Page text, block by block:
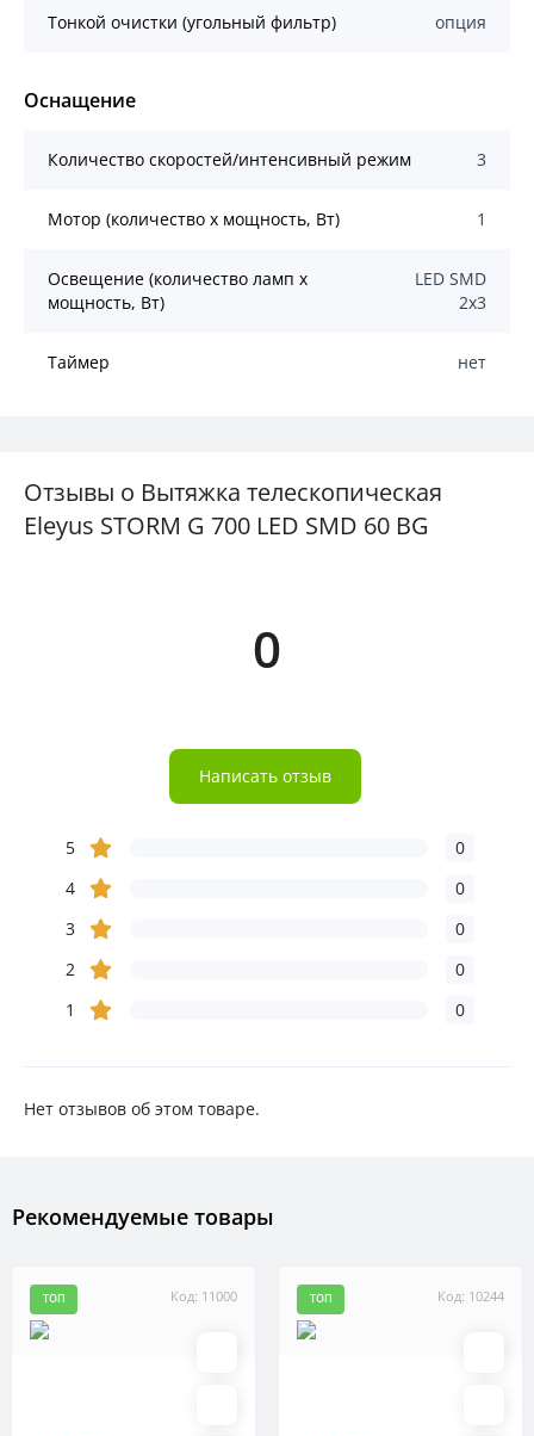
Тонкой очистки (угольный фильтр) опция
Оснащение
Количество скоростей/интенсивный режим 3
Мотор (количество х мощность, Вт) 1
Освещение (количество ламп x
мощность, Вт)
LED SMD
2x3
Таймер нет
Отзывы о Вытяжка телескопическая
Eleyus STORM G 700 LED SMD 60 BG
0
Написать отзыв
5
0
4
0
3
0
2
0
1
0
Нет отзывов об этом товаре.
Рекомендуемые товары
Код: 11000
ТОП Код: 10244
ТОП